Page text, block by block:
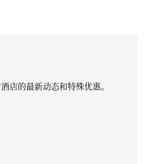
店的最新动态和特殊优惠。